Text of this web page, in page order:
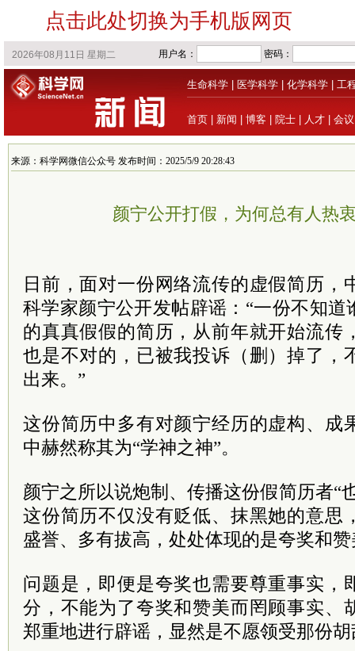
点击此处切换为手机版网页
生命科学 医学科学 化学科学 工
首页 新闻 博客 院士 人才 会议
来源：科学网微信公众号 发布时间：2025/5/9 20:28:43
颜宁公开打假，为何总有人热
日前，面对一份网络流传的虚假简历，
科学家颜宁公开发帖辟谣：“一份不知
的真真假假的简历，从前年就开始流传
也是不对的，已被我投诉（删）掉了，
出来。”
这份简历中多有对颜宁经历的虚构、成
中赫然称其为“学神之神”。
颜宁之所以说炮制、传播这份假简历者“
这份简历不仅没有贬低、抹黑她的意思
盛誉、多有拔高，处处体现的是夸奖和
问题是，即便是夸奖也需要尊重事实，
分，不能为了夸奖和赞美而罔顾事实、
郑重地进行辟谣，显然是不愿领受那份胡